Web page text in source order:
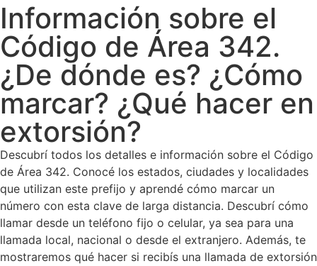
Información sobre el
Código de Área 342.
¿De dónde es? ¿Cómo
marcar? ¿Qué hacer en
extorsión?
Descubrí todos los detalles e información sobre el Código
de Área 342. Conocé los estados, ciudades y localidades
que utilizan este prefijo y aprendé cómo marcar un
número con esta clave de larga distancia. Descubrí cómo
llamar desde un teléfono fijo o celular, ya sea para una
llamada local, nacional o desde el extranjero. Además, te
mostraremos qué hacer si recibís una llamada de extorsión